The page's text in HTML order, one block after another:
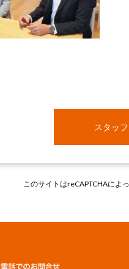
スタッ
このサイトはreCAPTCHAによ